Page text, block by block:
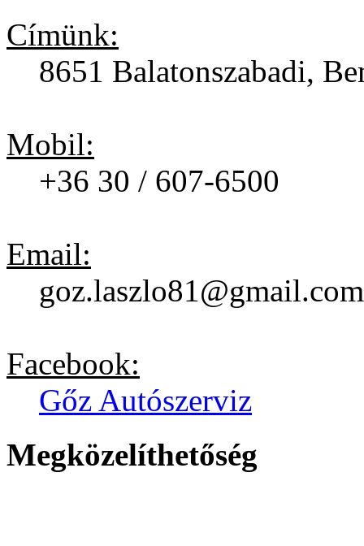
Címünk:
8651 Balatonszabadi,
Mobil:
+36 30 / 607-6500
Email:
goz.laszlo81@gmail.com
Facebook:
Gőz Autószerviz
Megközelíthetőség